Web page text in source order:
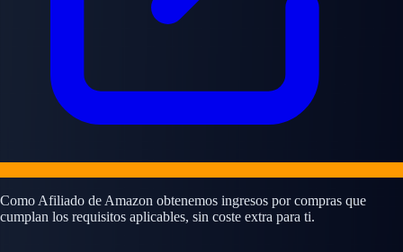
Como Afiliado de Amazon obtenemos ingresos por compras que
cumplan los requisitos aplicables, sin coste extra para ti.